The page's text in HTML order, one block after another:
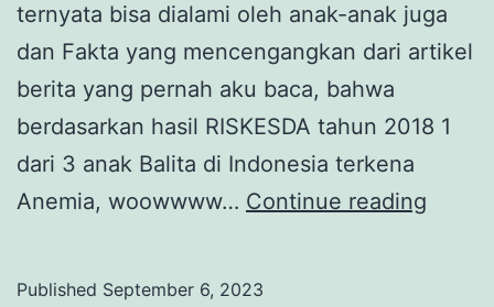
ternyata bisa dialami oleh anak-anak juga
dan Fakta yang mencengangkan dari artikel
berita yang pernah aku baca, bahwa
berdasarkan hasil RISKESDA tahun 2018 1
dari 3 anak Balita di Indonesia terkena
Anemia, woowwww… Continue reading
Published September 6, 2023